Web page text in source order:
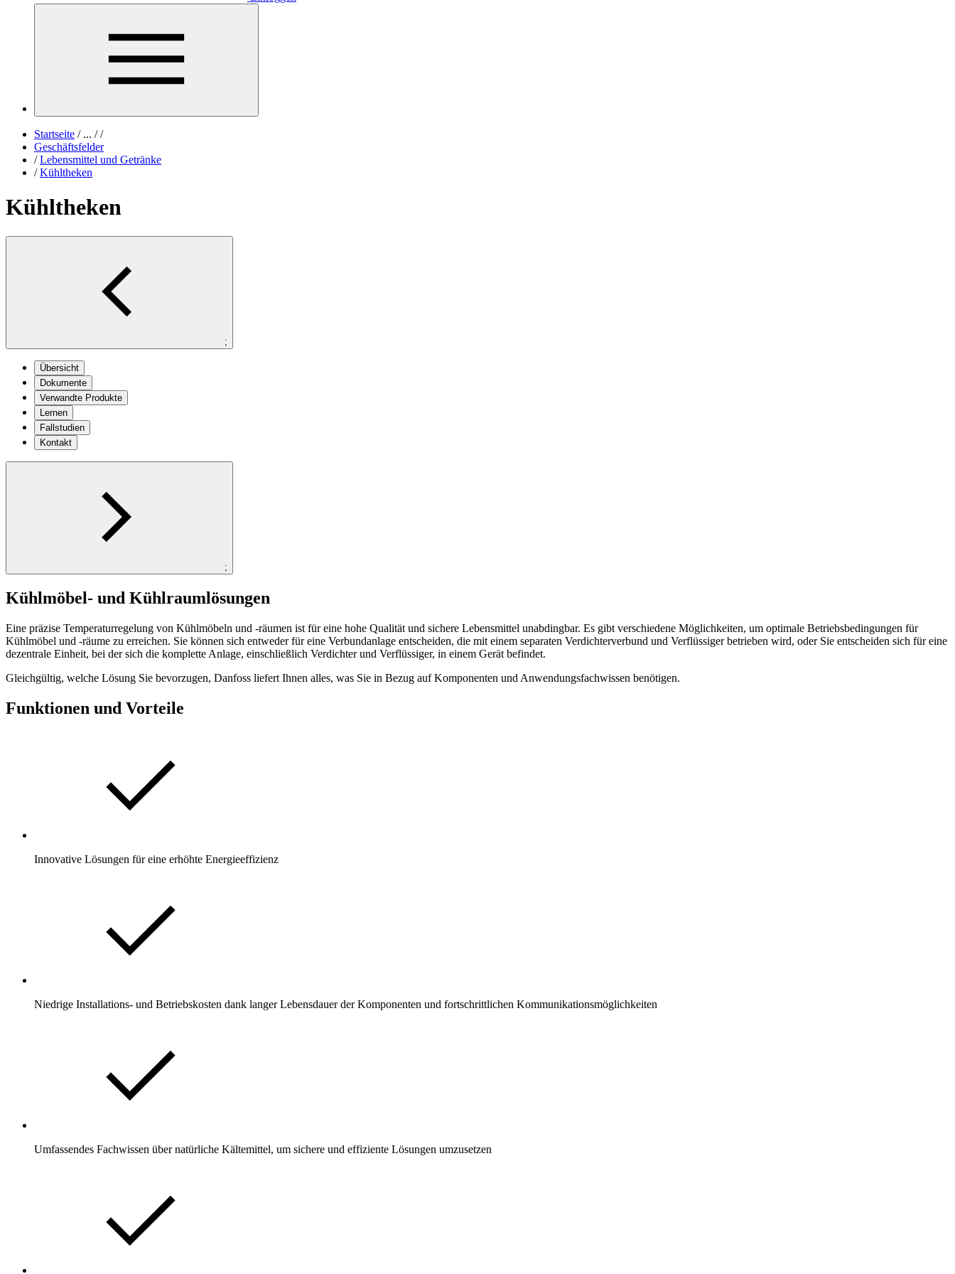
Startseite /... / /
Geschäftsfelder
/ Lebensmittel und Getränke
/ Kühltheken
Kühltheken
;
Übersicht
Dokumente
Verwandte Produkte
Lernen
Fallstudien
Kontakt
;
Kühlmöbel- und Kühlraumlösungen
Eine präzise Temperaturregelung von Kühlmöbeln und -räumen ist für eine hohe Qualität und sichere Lebensmittel unabdingbar. Es gibt verschiedene Möglichkeiten, um optimale Betriebsbedingungen für
Kühlmöbel und -räume zu erreichen. Sie können sich entweder für eine Verbundanlage entscheiden, die mit einem separaten Verdichterverbund und Verflüssiger betrieben wird, oder Sie entscheiden sich für eine
dezentrale Einheit, bei der sich die komplette Anlage, einschließlich Verdichter und Verflüssiger, in einem Gerät befindet.
Gleichgültig, welche Lösung Sie bevorzugen, Danfoss liefert Ihnen alles, was Sie in Bezug auf Komponenten und Anwendungsfachwissen benötigen.
Funktionen und Vorteile
Innovative Lösungen für eine erhöhte Energieeffizienz
Niedrige Installations- und Betriebskosten dank langer Lebensdauer der Komponenten und fortschrittlichen Kommunikationsmöglichkeiten
Umfassendes Fachwissen über natürliche Kältemittel, um sichere und effiziente Lösungen umzusetzen